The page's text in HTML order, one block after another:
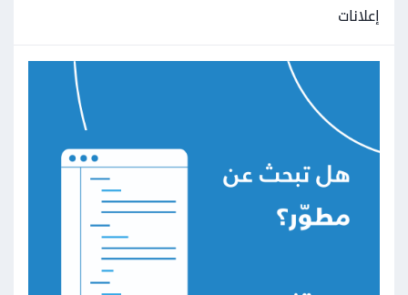
إعلانات